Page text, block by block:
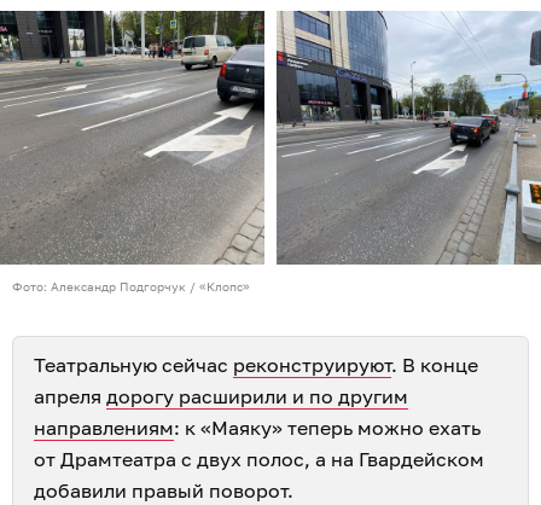
Фото: Александр Подгорчук / «Клопс»
Театральную сейчас реконструируют. В конце
апреля дорогу расширили и по другим
направлениям: к «Маяку» теперь можно ехать
от Драмтеатра с двух полос, а на Гвардейском
добавили правый поворот.